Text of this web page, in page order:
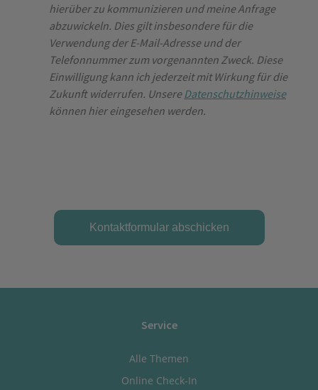
hierüber zu kommunizieren und meine Anfrage
abzuwickeln. Dies gilt insbesondere für die
Verwendung der E-Mail-Adresse und der
Telefonnummer zum vorgenannten Zweck. Diese
Einwilligung kann ich jederzeit mit Wirkung für die
Zukunft widerrufen. UnsereDatenschutzhinweise
können hier eingesehen werden.
Service
Alle Themen
Online Check-In